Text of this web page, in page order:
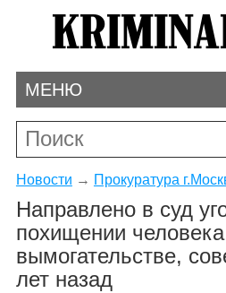
МЕНЮ
Новости → Прокуратура
Направлено в суд
похищении
вымогательстве,
лет назад